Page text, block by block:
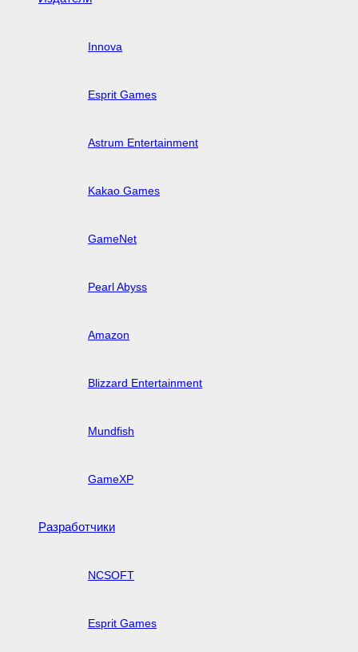
Innova
Esprit Games
Astrum Entertainment
Kakao Games
GameNet
Pearl Abyss
Amazon
Blizzard Entertainment
Mundfish
GameXP
Разработчики
NCSOFT
Esprit Games